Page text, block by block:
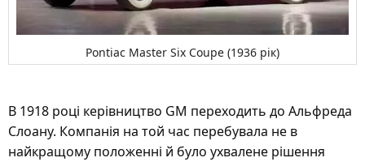
Pontiac Master Six Coupe (1936 рік)
В 1918 році керівництво GM переходить до Альфреда
Слоану. Компанія на той час перебувала не в
найкращому положенні й було ухвалене рішення